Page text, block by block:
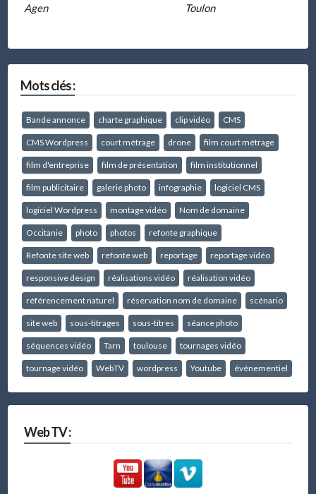
Agen
Toulon
Mots clés :
Bande annonce charte graphique clip vidéo CMS
CMS Wordpress court métrage drone film court métrage
film d'entreprise film de présentation film institutionnel
film publicitaire galerie photo infographie logiciel CMS
logiciel Wordpress montage vidéo Nom de domaine
Occitanie photo photos refonte graphique
Refonte site web refonte web reportage reportage vidéo
responsive design réalisations vidéo réalisation vidéo
référencement naturel réservation nom de domaine scénario
site web sous-titrages sous-titres séance photo
séquences vidéo Tarn toulouse tournages vidéo
tournage vidéo WebTV wordpress Youtube événementiel
Web TV :